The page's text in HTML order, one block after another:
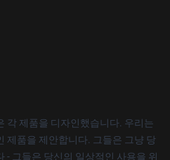
각 제품을 디자인했습니다. 우리는
제품을 제안합니다. 그들은 그냥 당
- 그들은 당신의 일상적인 사용을 위